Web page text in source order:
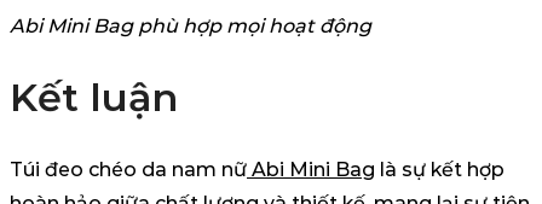
Abi Mini Bag phù hợp mọi hoạt động
Kết luận
Túi đeo chéo da nam nữ Abi Mini Bag là sự kết hợp